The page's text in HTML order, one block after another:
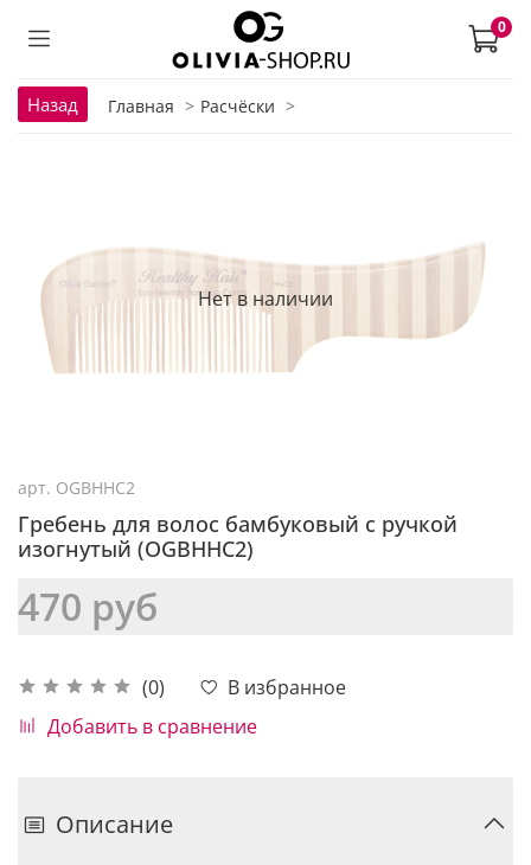
0
Назад Главная Расчёски
Нет в наличии
арт. OGBHHC2
Гребень для волос бамбуковый с ручкой
изогнутый (OGBHHC2)
(0)
В избранное
Добавить в сравнение
470 руб
Описание